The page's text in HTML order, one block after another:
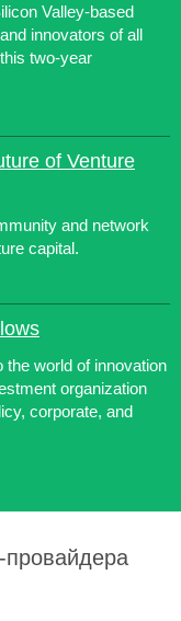
Valley-based
innovators of all
two-year
of Venture
and network
capital.
world of innovation
organization
corporate, and
провайдера